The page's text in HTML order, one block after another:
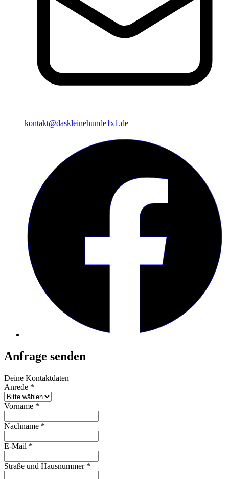
kontakt@daskleinehunde1x1.de
Anfrage senden
Deine Kontaktdaten
Anrede *
Vorname *
Nachname *
E-Mail *
Straße und Hausnummer *